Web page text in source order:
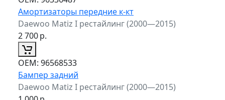
Амортизаторы передние к-кт
Daewoo Matiz I рестайлинг (2000—2015)
2 700р.
ОЕМ: 96568533
Бампер задний
Daewoo Matiz I рестайлинг (2000—2015)